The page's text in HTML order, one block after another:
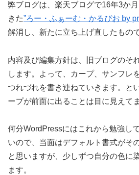
弊ブログは、楽天ブログで16年3か
きた”ろー・ふぁーむ・かるぴお by
解消し、新たに立ち上げ直したもので
内容及び編集方針は、旧ブログのそ
します。よって、カープ、サンフレ
つれづれを書き連ねていきます。と
ープが前面に出ることは目に見えて
何分WordPressにはこれから勉強し
いので、当面はデフォルト書式がそ
と思いますが、少しずつ自分の色に
ます。